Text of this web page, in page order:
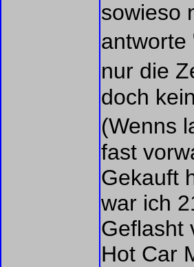
sowieso
nur die
doch
(Wenns
fast
Gekauft
war ich
Geflasht
Hot Car